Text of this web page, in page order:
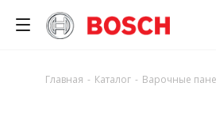
Главная - Каталог - Варочные